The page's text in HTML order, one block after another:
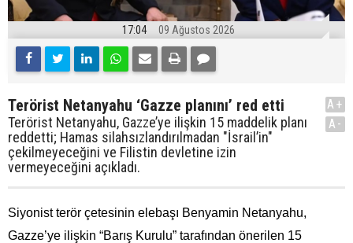
17:04 09 Ağustos 2026
Terörist Netanyahu ‘Gazze planını’ red etti
Terörist Netanyahu, Gazze’ye ilişkin 15 maddelik planı
reddetti; Hamas silahsızlandırılmadan "İsrail’in"
çekilmeyeceğini ve Filistin devletine izin
vermeyeceğini açıkladı.
A+
A-
Siyonist terör çetesinin elebaşı Benyamin Netanyahu,
Gazze’ye ilişkin “Barış Kurulu” tarafından önerilen 15